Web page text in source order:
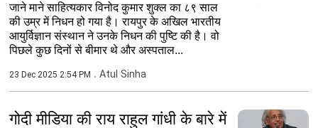
जाने माने साहित्यकार विनोद कुमार शुक्ल का ८९ साल
की उम्र में निधन हो गया है। रायपुर के अखिल भारतीय
आयुर्विज्ञान संस्थान ने उनके निधन की पुष्टि की है। वो
पिछले कुछ दिनों से बीमार थे और अस्पताल...
23 Dec 2025 2:54 PM Atul Sinha
गोदी मीडिया की राय राहुल गांधी के बारे में